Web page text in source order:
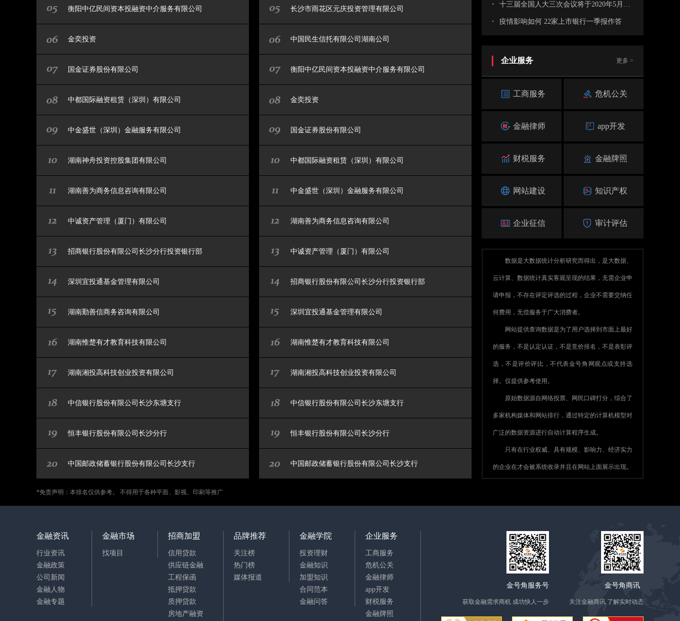
衡阳中亿民间资本投融资中介服务有限公司
金奕投资
国金证券股份有限公司
中都国际融资租赁（深圳）有限公司
中金盛世（深圳）金融服务有限公司
湖南神舟投资控股集团有限公司
湖南善为商务信息咨询有限公司
中诚资产管理（厦门）有限公司
招商银行股份有限公司长沙分行投资银行部
深圳宜投通基金管理有限公司
湖南勤善信商务咨询有限公司
湖南惟楚有才教育科技有限公司
湖南湘投高科技创业投资有限公司
中信银行股份有限公司长沙东塘支行
恒丰银行股份有限公司长沙分行
中国邮政储蓄银行股份有限公司长沙支行
长沙市雨花区元庆投资管理有限公司
中国民生信托有限公司湖南公司
衡阳中亿民间资本投融资中介服务有限公司
金奕投资
国金证券股份有限公司
中都国际融资租赁（深圳）有限公司
中金盛世（深圳）金融服务有限公司
湖南善为商务信息咨询有限公司
中诚资产管理（厦门）有限公司
招商银行股份有限公司长沙分行投资银行部
深圳宜投通基金管理有限公司
湖南惟楚有才教育科技有限公司
湖南湘投高科技创业投资有限公司
中信银行股份有限公司长沙东塘支行
恒丰银行股份有限公司长沙分行
中国邮政储蓄银行股份有限公司长沙支行
· 十三届全国人大三次会议将于2020年5月22日在京召开
· 疫情影响如何 22家上市银行一季报作答
企业服务 更多 >
工商服务 危机公关
金融律师 app开发
财税服务 金融牌照
网站建设 知识产权
企业征信 审计评估
数据是大数据统计分析研究而得出，是大数据、
云计算、数据统计真实客观呈现的结果，无需企业申
请申报，不存在评定评选的过程，企业不需要交纳任
何费用，无偿服务于广大消费者。
网站提供查询数据是为了用户选择到市面上最好
的服务，不是认定认证，不是竞价排名，不是表彰评
选，不是评价评比，不代表金号角网观点或支持选
择。仅提供参考使用。
原始数据源自网络投票、网民口碑打分，综合了
多家机构媒体和网站排行，通过特定的计算机模型对
广泛的数据资源进行自动计算程序生成。
只有在行业权威、具有规模、影响力、经济实力
的企业在才会被系统收录并且在网站上面展示出现。
*免责声明：本排名仅供参考。 不得用于各种平面、影视、印刷等推广
金融资讯
行业资讯
金融政策
公司新闻
金融人物
金融专题
金融市场
找项目
招商加盟
信用贷款
供应链金融
工程保函
抵押贷款
质押贷款
房地产融资
品牌推荐
关注榜
热门榜
媒体报道
金融学院
投资理财
金融知识
加盟知识
合同范本
金融问答
企业服务
工商服务
危机公关
金融律师
app开发
财税服务
金融牌照
金号角服务号
获取金融需求商机 成功快人一步
金号角商讯
关注金融商讯 了解实时动态